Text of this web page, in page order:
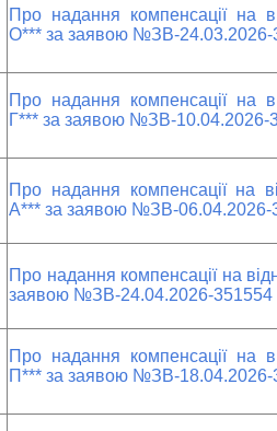
Про надання компенсації на
О*** за заявою №ЗВ-24.03.2026-
Про надання компенсації на
Г*** за заявою №ЗВ-10.04.2026-
Про надання компенсації на
А*** за заявою №ЗВ-06.04.2026-
Про надання компенсації на
заявою №ЗВ-24.04.2026-351554
Про надання компенсації на
П*** за заявою №ЗВ-18.04.2026-